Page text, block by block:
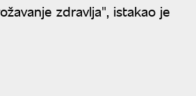
zdravlja", istakao je